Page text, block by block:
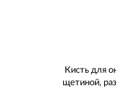
Кисть для
щетиной,